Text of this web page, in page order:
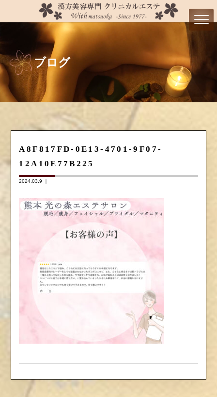
ブログ
A8F817FD-0E13-4701-9F07-
12A10E77B225
2024.03.9 ｜